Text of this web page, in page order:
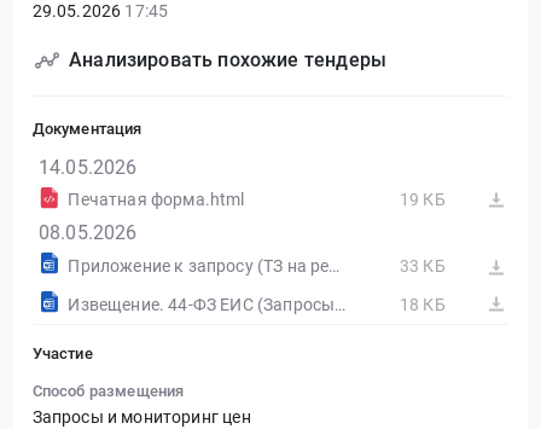
29.05.2026 17:45
Анализировать похожие тендеры
Документация
14.05.2026
Печатная форма.html 19 КБ
08.05.2026
Приложение к запросу (ТЗ на ремонт РВ).docx
33 КБ
Извещение. 44-ФЗ ЕИС (Запросы цен товаров, работ, услуг)
18 КБ
Участие
Способ размещения
Запросы и мониторинг цен